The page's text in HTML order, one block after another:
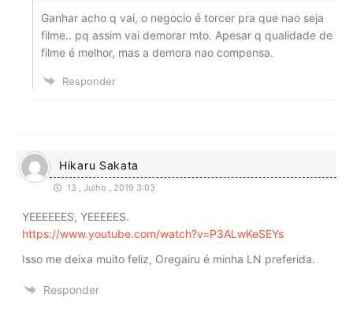
Ganhar acho q vai, o negocio é torcer pra que nao seja
filme.. pq assim vai demorar mto. Apesar q qualidade de
filme é melhor, mas a demora nao compensa.
Responder
Hikaru Sakata
13 , Julho , 2019 3:03
YEEEEEES, YEEEEES.
https://www.youtube.com/watch?v=P3ALwKeSEYs
Isso me deixa muito feliz, Oregairu é minha LN preferida.
Responder